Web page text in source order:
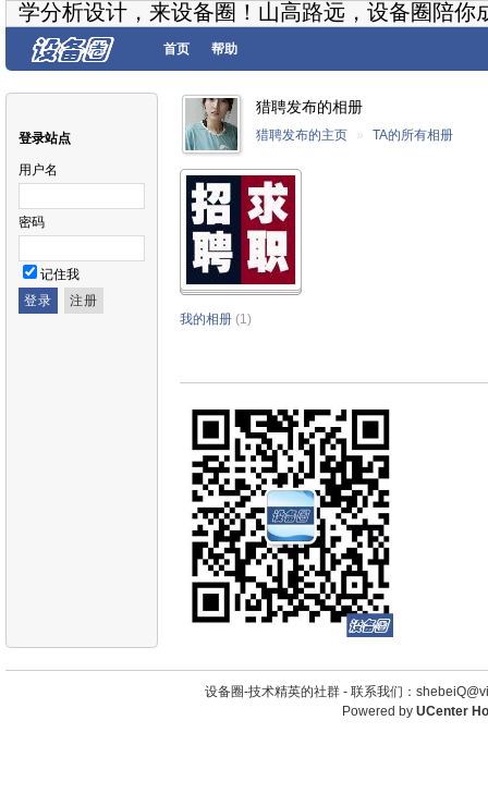
学分析设计，来设备圈！山高路远，设备圈陪你
首页 帮助
登录站点
用户名
密码
记住我
猎聘发布的相册
猎聘发布的主页 » TA的所有相册
我的相册 (1)
设备圈-技术精英的社群 - 联系我们：
Powered by UCenter